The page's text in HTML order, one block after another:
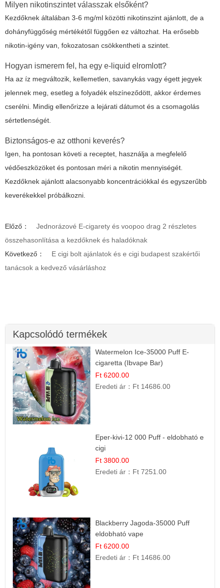
Milyen nikotinszintet válasszak elsőként?
Kezdőknek általában 3-6 mg/ml közötti nikotinszint ajánlott, de a
dohányfüggőség mértékétől függően ez változhat. Ha erősebb
nikotin-igény van, fokozatosan csökkentheti a szintet.
Hogyan ismerem fel, ha egy e-liquid elromlott?
Ha az íz megváltozik, kellemetlen, savanykás vagy égett jegyek
jelennek meg, esetleg a folyadék elszíneződött, akkor érdemes
cserélni. Mindig ellenőrizze a lejárati dátumot és a csomagolás
sértetlenségét.
Biztonságos-e az otthoni keverés?
Igen, ha pontosan követi a receptet, használja a megfelelő
védőeszközöket és pontosan méri a nikotin mennyiségét.
Kezdőknek ajánlott alacsonyabb koncentrációkkal és egyszerűbb
keverékekkel próbálkozni.
Előző：
Jednorázové E-cigarety és voopoo drag 2 részletes
összehasonlítása a kezdőknek és haladóknak
Következő：
E cigi bolt ajánlatok és e cigi budapest szakértői
tanácsok a kedvező vásárláshoz
Kapcsolódó termékek
Watermelon Ice-35000 Puff E-
cigaretta (Ibvape Bar)
Ft 6200.00
Eredeti ár： Ft 14686.00
Eper-kivi-12 000 Puff - eldobható e
cigi
Ft 3800.00
Eredeti ár： Ft 7251.00
Blackberry Jagoda-35000 Puff
eldobható vape
Ft 6200.00
Eredeti ár： Ft 14686.00